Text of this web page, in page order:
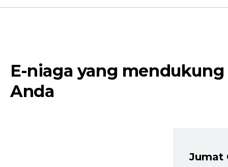
E-niaga yang mendukung
Anda
Jumat